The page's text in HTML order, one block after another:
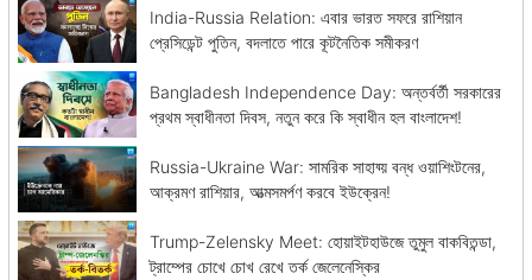
India-Russia Relation: এবার ভারত সফরে রাশিয়ান
প্রেসিডেন্ট পুতিন, বদলাতে পারে কূটনৈতিক সমীকরণ
Bangladesh Independence Day: অন্তর্বর্তী সরকারের
প্রথম স্বাধীনতা দিবস, নতুন করে কি স্বাধীন হল বাংলাদেশ!
Russia-Ukraine War: সামরিক সাহায্য় বন্ধ ওয়াশিংটনের,
আক্রমণ রাশিয়ার, আত্মসমর্পণ করবে ইউক্রেন!
Trump-Zelensky Meet: হোয়াইটহাউজে তুমুল বাকবিতন্ডা,
ট্রাম্পের চোখে চোখ রেখে তর্ক জেলেনেস্কির